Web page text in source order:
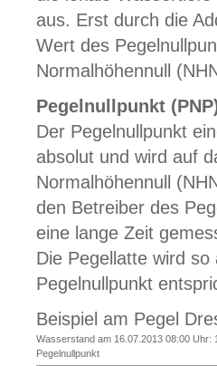
aus. Erst durch die
Wert des
Normalhöhennull
Pegelnullpunkt
Der Pegelnullpunkt
absolut und wird auf
Normalhöhennull
den Betreiber des
eine lange Zeit
Die Pegellatte wird
Pegelnullpunkt
Beispiel am Pegel
Wasserstand am 16.07.2013 08:00 Uhr:
Pegelnullpunkt